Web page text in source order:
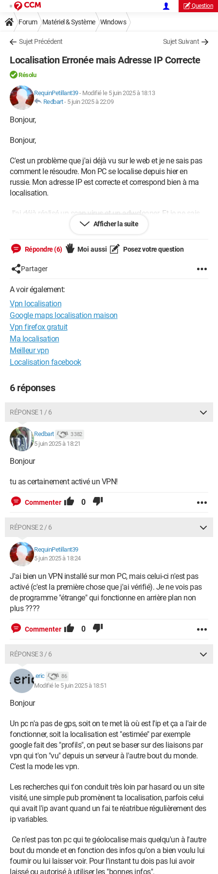
Question
Forum Matériel & Système Windows
Sujet Précédent Sujet Suivant
Localisation Erronée mais Adresse IP Correcte
Résolu
RequinPetillant39- Modifié le 5 juin 2025 à 18:13
Redbart- 5 juin 2025 à 22:09
Bonjour,
Bonjour,
C'est un problème que j'ai déjà vu sur le web et je ne sais pas
comment le résoudre. Mon PC se localise depuis hier en
russie. Mon adresse IP est correcte et correspond bien à ma
localisation.
J'ai déjà réalisé un scan virus et un adwcleaner. Et je ne sais
pas trop quoi faire pour résoudre le problème.
SI une bonne âme est présente pour m'aider :)
Afficher la suite
Répondre (6) Moi aussi Posez votre question
Partager
A voir également:
Vpn localisation
Google maps localisation maison
Vpn firefox gratuit
Ma localisation
Meilleur vpn
Localisation facebook
6 réponses
RÉPONSE 1 / 6
Redbart 3 382
5 juin 2025 à 18:21
Bonjour
tu as certainement activé un VPN!
Commenter 0
RÉPONSE 2 / 6
RequinPetillant39
5 juin 2025 à 18:24
J'ai bien un VPN installé sur mon PC, mais celui-ci n'est pas
activé (c'est la première chose que j'ai vérifié). Je ne vois pas
de programme "étrange" qui fonctionne en arrière plan non
plus ????
Commenter 0
RÉPONSE 3 / 6
.eric 86
Modifié le 5 juin 2025 à 18:51
Bonjour
Un pc n'a pas de gps, soit on te met là où est l'ip et ça a l'air de
fonctionner, soit la localisation est "estimée" par exemple
google fait des "profils", on peut se baser sur des liaisons par
vpn qui t'on "vu" depuis un serveur à l'autre bout du monde.
C'est la mode les vpn.
Les recherches qui t'on conduit très loin par hasard ou un site
visité, une simple pub promènent ta localisation, parfois celui
qui avait l'ip avant quand un fai te réatribue régulièrement des
ip variables.
Ce n'est pas ton pc qui te géolocalise mais quelqu'un à l'autre
bout du monde et en fonction des infos qu'on a bien voulu lui
fournir ou lui laisser voir. Pour l'instant tu dois pas lui avoir
laissé ou autorisé à utiliser les "bonnes infos".